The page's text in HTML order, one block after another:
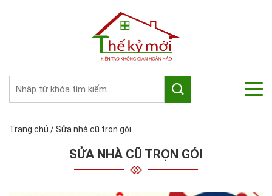
Trang chủ /Sửa nhà cũ trọn gói
SỬA NHÀ CŨ TRỌN GÓI